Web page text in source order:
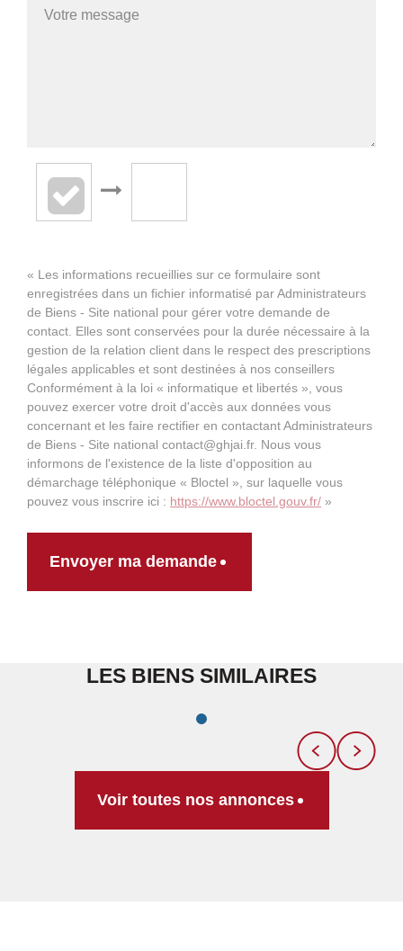
« Les informations recueillies sur ce formulaire sont
enregistrées dans un fichier informatisé par Administrateurs
de Biens - Site national pour gérer votre demande de
contact. Elles sont conservées pour la durée nécessaire à la
gestion de la relation client dans le respect des prescriptions
légales applicables et sont destinées à nos conseillers
Conformément à la loi « informatique et libertés », vous
pouvez exercer votre droit d'accès aux données vous
concernant et les faire rectifier en contactant Administrateurs
de Biens - Site national contact@ghjai.fr. Nous vous
informons de l'existence de la liste d'opposition au
démarchage téléphonique « Bloctel », sur laquelle vous
pouvez vous inscrire ici : https://www.bloctel.gouv.fr/ »
Envoyer ma demande
LES BIENS SIMILAIRES
Voir toutes nos annonces